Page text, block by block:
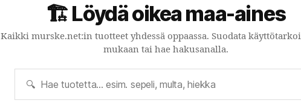
🏗️ Löydä oikea maa-aines
Kaikki murske.net:in tuotteet yhdessä oppaassa. Suodata
mukaan tai hae hakusanalla.